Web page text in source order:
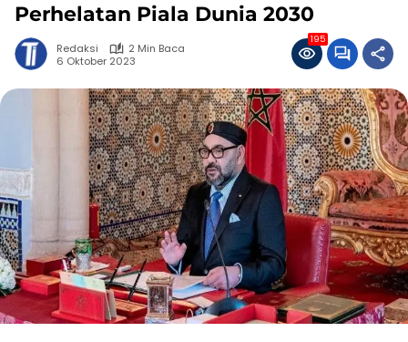
Perhelatan Piala Dunia 2030
Redaksi
2 Min Baca
6 Oktober 2023
195